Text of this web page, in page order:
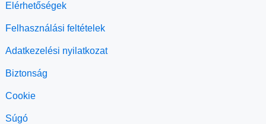
Elérhetőségek
Felhasználási feltételek
Adatkezelési nyilatkozat
Biztonság
Cookie
Súgó